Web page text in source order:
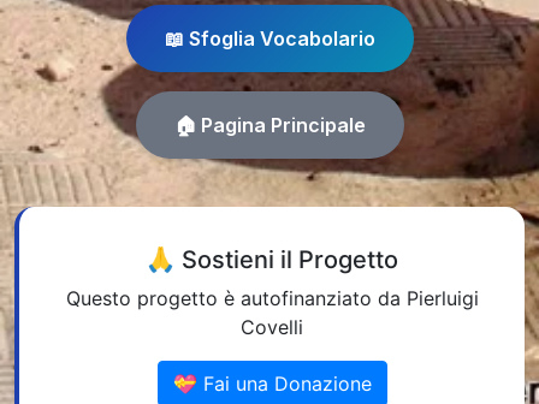
📖 Sfoglia Vocabolario
🏠 Pagina Principale
🙏 Sostieni il Progetto
Questo progetto è autofinanziato da Pierluigi
Covelli
💝 Fai una Donazione